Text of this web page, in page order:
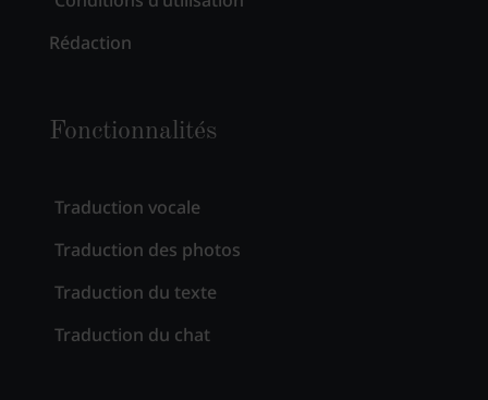
Rédaction
Fonctionnalités
Traduction vocale
Traduction des photos
Traduction du texte
Traduction du chat